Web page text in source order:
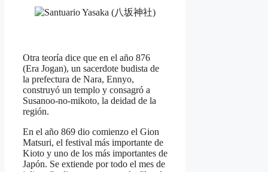
Otra teoría dice que en el año 876
(Era Jogan), un sacerdote budista de
la prefectura de Nara, Ennyo,
construyó un templo y consagró a
Susanoo-no-mikoto, la deidad de la
región.
En el año 869 dio comienzo el Gion
Matsuri, el festival más importante de
Kioto y uno de los más importantes de
Japón. Se extiende por todo el mes de